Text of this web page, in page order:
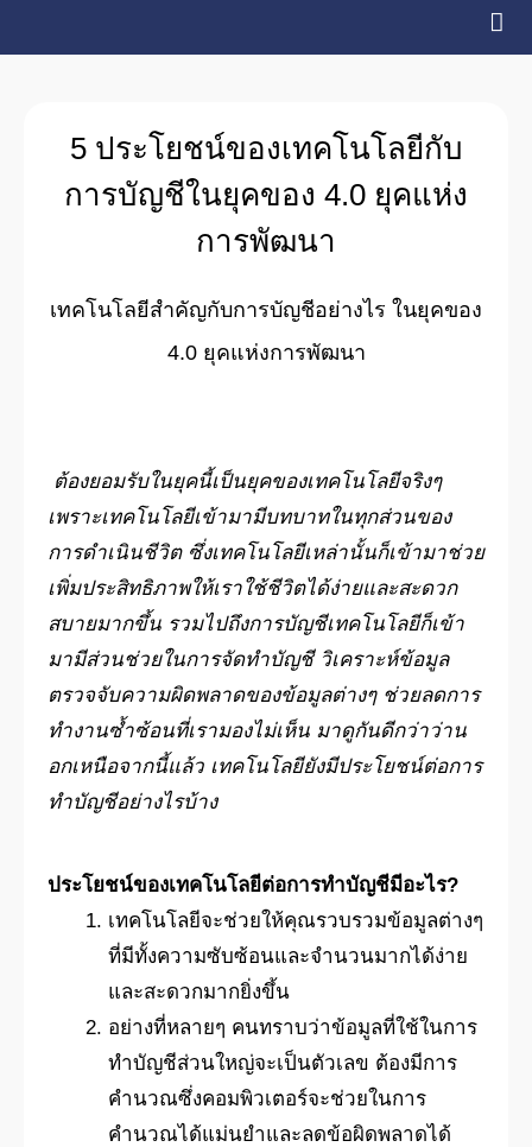
to
5 ประโยชน์ของเทคโนโลยีกับ
การบัญชีในยุคของ 4.0 ยุคแห่ง
การพัฒนา
เทคโนโลยีสำคัญกับการบัญชีอย่างไร ในยุคของ
4.0 ยุคแห่งการพัฒนา
ต้องยอมรับในยุคนี้เป็นยุคของเทคโนโลยีจริงๆ
เพราะเทคโนโลยีเข้ามามีบทบาทในทุกส่วนของ
การดำเนินชีวิต ซึ่งเทคโนโลยีเหล่านั้นก็เข้ามาช่วย
เพิ่มประสิทธิภาพให้เราใช้ชีวิตได้ง่ายและสะดวก
สบายมากขึ้น รวมไปถึงการบัญชีเทคโนโลยีก็เข้า
มามีส่วนช่วยในการจัดทำบัญชี วิเคราะห์ข้อมูล
ตรวจจับความผิดพลาดของข้อมูลต่างๆ ช่วยลดการ
ทำงานซ้ำซ้อนที่เรามองไม่เห็น มาดูกันดีกว่าว่าน
อกเหนือจากนี้แล้ว เทคโนโลยียังมีประโยชน์ต่อการ
ทำบัญชีอย่างไรบ้าง
ประโยชน์ของเทคโนโลยีต่อการทำบัญชีมีอะไร?
เทคโนโลยีจะช่วยให้คุณรวบรวมข้อมูลต่างๆ
ที่มีทั้งความซับซ้อนและจำนวนมากได้ง่าย
และสะดวกมากยิ่งขึ้น
อย่างที่หลายๆ คนทราบว่าข้อมูลที่ใช้ในการ
ทำบัญชีส่วนใหญ่จะเป็นตัวเลข ต้องมีการ
คำนวณซึ่งคอมพิวเตอร์จะช่วยในการ
คำนวณได้แม่นยำและลดข้อผิดพลาดได้